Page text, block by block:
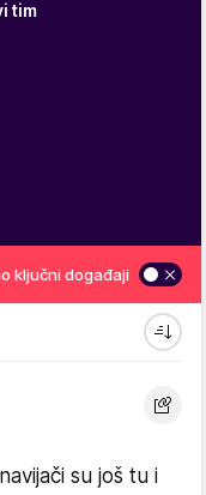
tim
ključni događaji
su još tu i